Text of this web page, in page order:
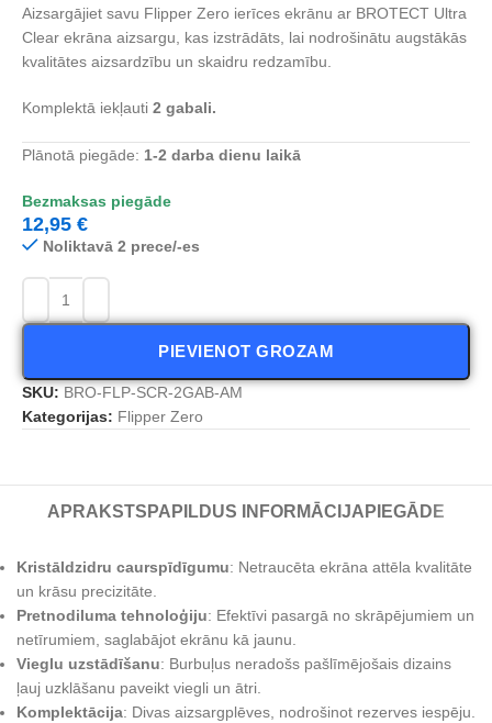
Aizsargājiet savu Flipper Zero ierīces ekrānu ar BROTECT Ultra
Clear ekrāna aizsargu, kas izstrādāts, lai nodrošinātu augstākās
kvalitātes aizsardzību un skaidru redzamību.
Komplektā iekļauti 2 gabali.
Plānotā piegāde: 1-2 darba dienu laikā
Bezmaksas piegāde
12,95 €
Noliktavā 2 prece/-es
PIEVIENOT GROZAM
SKU: BRO-FLP-SCR-2GAB-AM
Kategorijas: Flipper Zero
APRAKSTS PAPILDUS INFORMĀCIJA PIEGĀDE
Kristāldzidru caurspīdīgumu: Netraucēta ekrāna attēla kvalitāte
un krāsu precizitāte.
Pretnodiluma tehnoloģiju: Efektīvi pasargā no skrāpējumiem un
netīrumiem, saglabājot ekrānu kā jaunu.
Vieglu uzstādīšanu: Burbuļus neradošs pašlīmējošais dizains
ļauj uzklāšanu paveikt viegli un ātri.
Komplektācija: Divas aizsargplēves, nodrošinot rezerves iespēju.